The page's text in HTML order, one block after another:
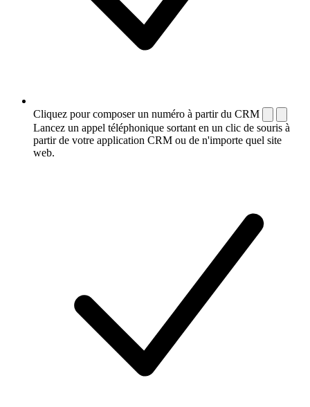
Cliquez pour composer un numéro à partir du CRM
Lancez un appel téléphonique sortant en un clic de souris à
partir de votre application CRM ou de n'importe quel site
web.